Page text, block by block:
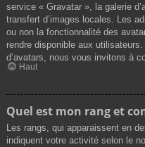
service « Gravatar », la galerie
transfert d’images locales. Les
ou non la fonctionnalité des
rendre disponible aux
d’avatars, nous vous invitons à
Haut
Quel est mon rang et
Les rangs, qui apparaissent en
indiquent votre activité selon le